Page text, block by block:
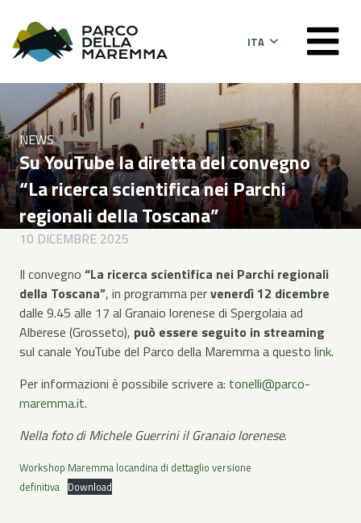
ITA
NEWS
Su YouTube la diretta del convegno
“La ricerca scientifica nei Parchi
regionali della Toscana”
10 DICEMBRE 2025
Il convegno “La ricerca scientifica nei Parchi regionali
della Toscana”, in programma pervenerdì 12 dicembre
dalle 9.45 alle 17 al Granaio lorenese di Spergolaia ad
Alberese (Grosseto), può essere seguito in streaming
sul canale YouTube del Parco della Maremma a questo link.
Per informazioni è possibile scrivere a: tonelli@parco-
maremma.it.
Nella foto di Michele Guerrini il Granaio lorenese.
Workshop Maremma locandina di dettaglio versione
definitiva Download